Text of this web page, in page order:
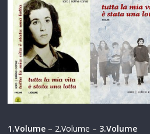
1.Volume – 2.Volume – 3.Volume